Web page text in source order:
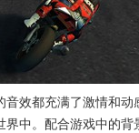
音效都充满了激情和
中。配合游戏中的